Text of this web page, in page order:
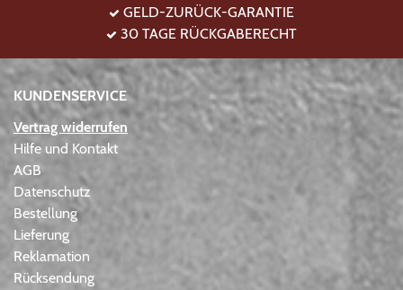
GELD-ZURÜCK-GARANTIE
30 TAGE RÜCKGABERECHT
KUNDENSERVICE
Vertrag widerrufen
Hilfe und Kontakt
AGB
Datenschutz
Bestellung
Lieferung
Reklamation
Rücksendung